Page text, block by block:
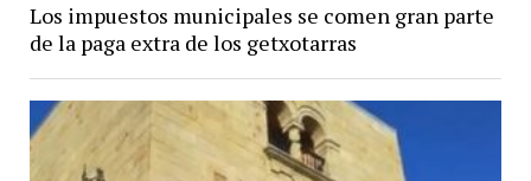
Los impuestos municipales se comen gran parte
de la paga extra de los getxotarras